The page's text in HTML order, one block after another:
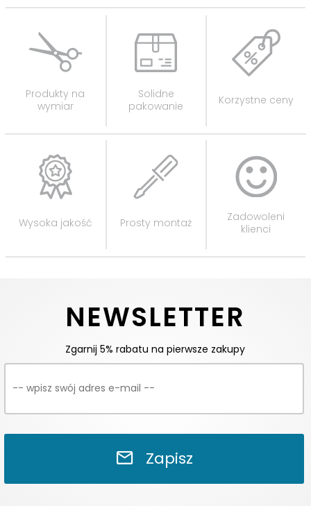
Produkty na
wymiar
Solidne
pakowanie
Korzystne ceny
Wysoka jakość Prosty montaż
Zadowoleni
klienci
NEWSLETTER
Zgarnij 5% rabatu na pierwsze zakupy
Zapisz